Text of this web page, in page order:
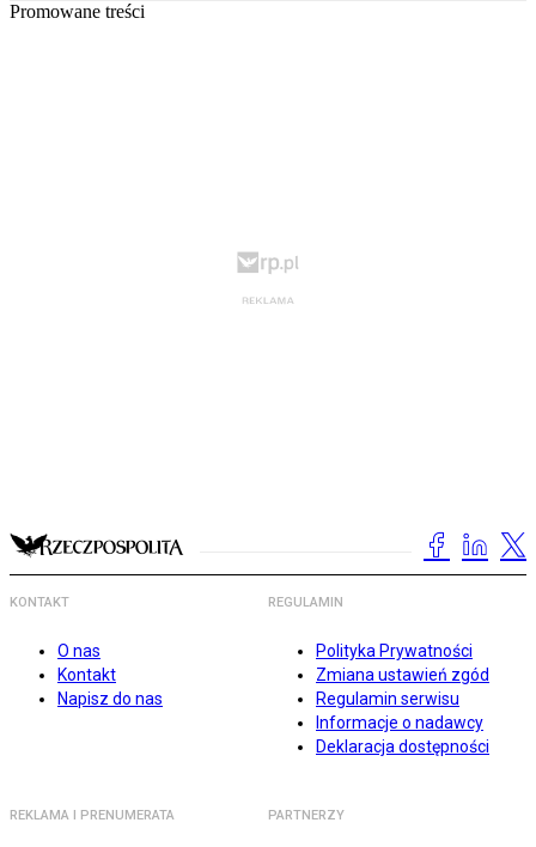
Promowane treści
KONTAKT
O nas
Kontakt
Napisz do nas
REGULAMIN
Polityka Prywatności
Zmiana ustawień zgód
Regulamin serwisu
Informacje o nadawcy
Deklaracja dostępności
REKLAMA I PRENUMERATA PARTNERZY